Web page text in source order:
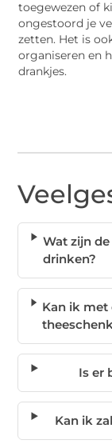
toegewezen of
ongestoord je
zetten. Het is
organiseren en
drankjes.
Wat zijn
drinken?
Kan ik met
Is er
Kan ik